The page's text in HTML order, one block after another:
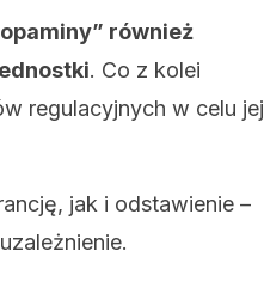
również
. Co z kolei
regulacyjnych w celu jej
jak i odstawienie –